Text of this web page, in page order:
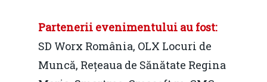
Partenerii evenimentului au fost:
SD Worx România, OLX Locuri de
Muncă, Rețeaua de Sănătate Regina